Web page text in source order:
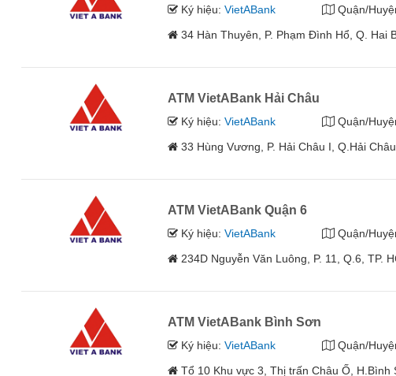
Ký hiệu:VietABank Quận/
34 Hàn Thuyên, P. Phạm Đình Hổ, Q. Hai
ATM VietABank Hải Châu
Ký hiệu:VietABank Quận/
33 Hùng Vương, P. Hải Châu I, Q.Hải
ATM VietABank Quận 6
Ký hiệu:VietABank Quận/
234D Nguyễn Văn Luông, P. 11, Q.6, TP.
ATM VietABank Bình Sơn
Ký hiệu:VietABank Quận/
Tổ 10 Khu vực 3, Thị trấn Châu Ố, H.Bình